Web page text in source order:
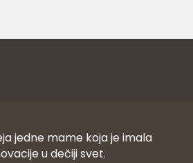
jedne mame koja je imala
u dečiji svet.